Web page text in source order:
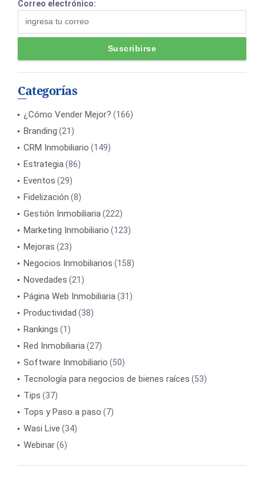
Correo electrónico:
Categorías
¿Cómo Vender Mejor? (166)
Branding (21)
CRM Inmobiliario (149)
Estrategia(86)
Eventos (29)
Fidelización (8)
Gestión Inmobiliaria(222)
Marketing Inmobiliario (123)
Mejoras (23)
Negocios Inmobiliarios (158)
Novedades (21)
Página Web Inmobiliaria(31)
Productividad (38)
Rankings (1)
Red Inmobiliaria(27)
Software Inmobiliario (50)
Tecnología para negocios de bienes raíces (53)
Tips (37)
Tops y Paso a paso (7)
Wasi Live (34)
Webinar(6)